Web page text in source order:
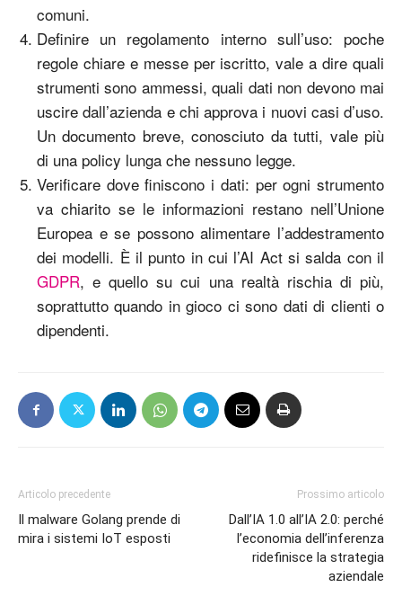
comuni.
Definire un regolamento interno sull’uso: poche
regole chiare e messe per iscritto, vale a dire quali
strumenti sono ammessi, quali dati non devono mai
uscire dall’azienda e chi approva i nuovi casi d’uso.
Un documento breve, conosciuto da tutti, vale più
di una policy lunga che nessuno legge.
Verificare dove finiscono i dati: per ogni strumento
va chiarito se le informazioni restano nell’Unione
Europea e se possono alimentare l’addestramento
dei modelli. È il punto in cui l’AI Act si salda con il
GDPR, e quello su cui una realtà rischia di più,
soprattutto quando in gioco ci sono dati di clienti o
dipendenti.
Articolo precedente
Il malware Golang prende di
mira i sistemi IoT esposti
Prossimo articolo
Dall’IA 1.0 all’IA 2.0: perché
l’economia dell’inferenza
ridefinisce la strategia
aziendale